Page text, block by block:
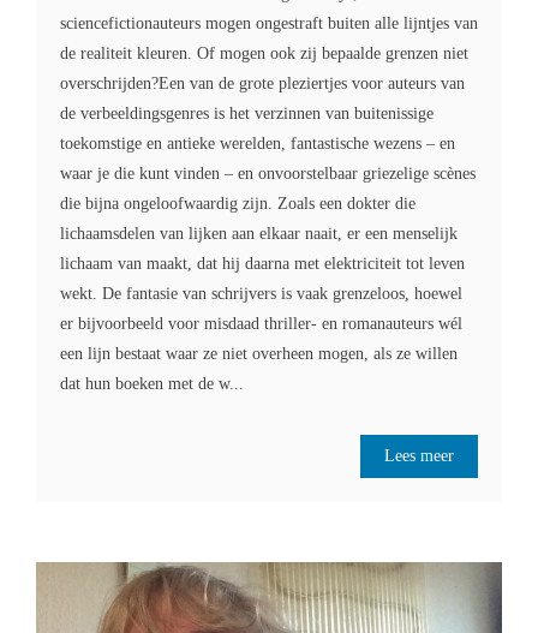
sciencefictionauteurs mogen ongestraft buiten alle lijntjes van
de realiteit kleuren. Of mogen ook zij bepaalde grenzen niet
overschrijden?Een van de grote pleziertjes voor auteurs van
de verbeeldingsgenres is het verzinnen van buitenissige
toekomstige en antieke werelden, fantastische wezens – en
waar je die kunt vinden – en onvoorstelbaar griezelige scènes
die bijna ongeloofwaardig zijn. Zoals een dokter die
lichaamsdelen van lijken aan elkaar naait, er een menselijk
lichaam van maakt, dat hij daarna met elektriciteit tot leven
wekt. De fantasie van schrijvers is vaak grenzeloos, hoewel
er bijvoorbeeld voor misdaad thriller- en romanauteurs wél
een lijn bestaat waar ze niet overheen mogen, als ze willen
dat hun boeken met de w...
Lees meer